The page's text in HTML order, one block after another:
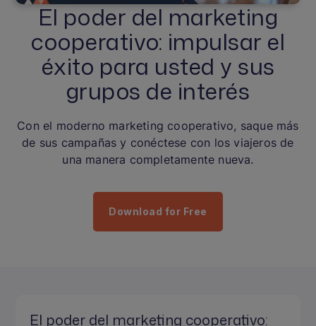
El poder del marketing
cooperativo: impulsar el
éxito para usted y sus
grupos de interés
Con el moderno marketing cooperativo, saque más
de sus campañas y conéctese con los viajeros de
una manera completamente nueva.
Download for Free
El poder del marketing cooperativo: